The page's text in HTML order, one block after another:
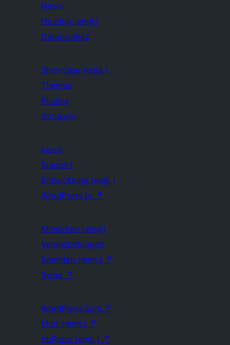
News
Hosting (engl.)
Datenschutz
Showcase (engl.)
Themes
Plugins
Vorlagen
Learn
Support
Entwicklung (engl.)
WordPress.tv ↗
Mitwirken (engl.)
Veranstaltungen
Spenden (engl.) ↗
Swag ↗
WordPress.com ↗
Matt (engl.) ↗
bbPress (engl.) ↗